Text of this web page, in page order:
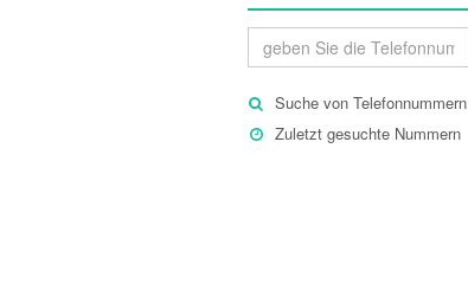
Suche von Telefonnummern
Zuletzt gesuchte Nummern